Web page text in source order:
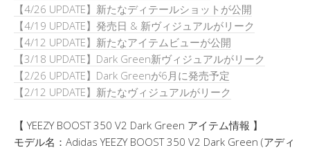
【4/26 UPDATE】新たなディテールショットが公開
【4/19 UPDATE】発売日 & 新ヴィジュアルがリーク
【4/12 UPDATE】新たなアイテムビューが公開
【3/18 UPDATE】Dark Green新ヴィジュアルがリーク
【2/26 UPDATE】Dark Greenが6月に発売予定
【2/12 UPDATE】新たなヴィジュアルがリーク
【 YEEZY BOOST 350 V2 Dark Green アイテム情報 】
モデル名：Adidas YEEZY BOOST 350 V2 Dark Green (アディ